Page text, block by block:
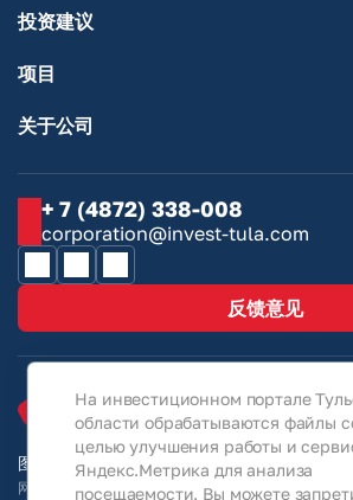
投资建议
项目
关于公司
+ 7 (4872) 338-008
corporation@invest-tula.com
反馈意见
图拉地区投资门户网站 © 2026
网站上的所有信息仅供参考，在任何情况下均不属于
На инвестиционном портале
области обрабатываются файлы
целью улучшения работы и
Яндекс.Метрика для анализа
посещаемости. Вы можете